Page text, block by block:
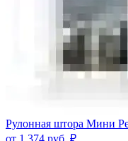
Рулонная штора Мини
от 1 374 руб. ₽